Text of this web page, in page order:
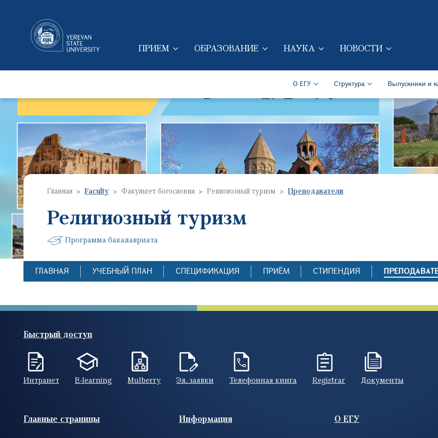
MAIN NAVIGATION (RUS)
ПРИЕМ ОБРАЗОВАНИЕ НАУКА НОВОСТИ
Secondary Navigation
О ЕГУ Структура Выпускники и
Главная Faculty Факультет богословия Религиозный туризм Преподаватели
Религиозный туризм
Программа бакалавриата
ГЛАВНАЯ УЧЕБНЫЙ ПЛАН СПЕЦИФИКАЦИЯ ПРИЁМ СТИПЕНДИЯ
Быстрый доступ
Интранет E-learning Mulberry Эл. заявки Телефонная книга Registrar Документы
Footer (RUS)
Главные страницы Информация О ЕГУ